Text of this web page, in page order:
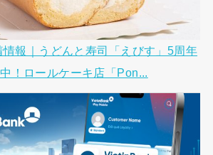
情報｜うどんと寿司「えびす」5周年
！ロールケーキ店「Pon...